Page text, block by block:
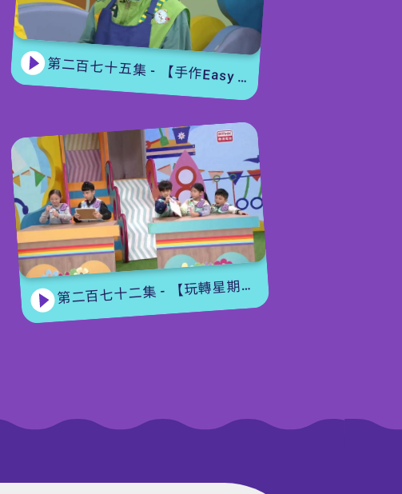
第二百七十五集 - 【手作Easy Job】 盆栽磨菇 【Yummy Time】仲夏蝴蝶粉
第二百七十二集 - 【玩轉星期五】眼力大挑戰